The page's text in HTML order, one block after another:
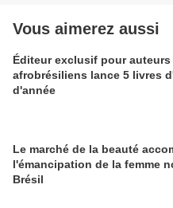
Vous aimerez aussi
Éditeur exclusif pour auteurs
afrobrésiliens lance 5 livres
d'année
Le marché de la beauté
l'émancipation de la femme
Brésil